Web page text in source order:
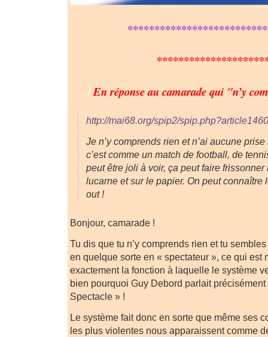
En réponse au camarade qui "n’y
http://mai68.org/spip2/
Je n’y comprends rien et n’ai aucune
c’est comme un match de football, de
peut être joli à voir, ça peut faire frissonner
lucarne et sur le papier. On peut connaître
out !
Bonjour, camarade !
Tu dis que tu n’y comprends rien et tu
en quelque sorte en « spectateur », ce qui est
exactement la fonction à laquelle le système
bien pourquoi Guy Debord parlait
Spectacle » !
Le système fait donc en sorte que même ses
les plus violentes nous apparaissent comme